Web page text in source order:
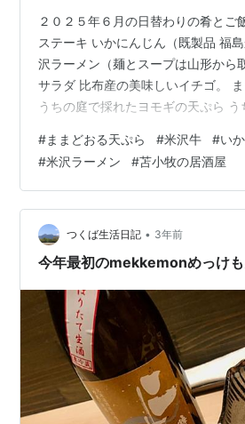
２０２５年６月の日替わりの肴とご
ステーキ いかにんじん（既製品 福
沢ラーメン（麺とスープは山形から
サラダ 比布産の美味しいイチゴ。
うちの庭で採れたヨモギの天ぷら う
のリッチフレーク かぶのぬか漬け
#ままどおる天ぷら #米沢牛 #い
#米沢ラーメン #苫小牧の居酒屋
つくば生活日記 • 3年前
今年最初のmekkemonめっけ